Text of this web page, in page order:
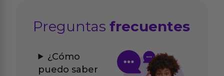
Preguntasfrecuentes
¿Cómo
puedo saber